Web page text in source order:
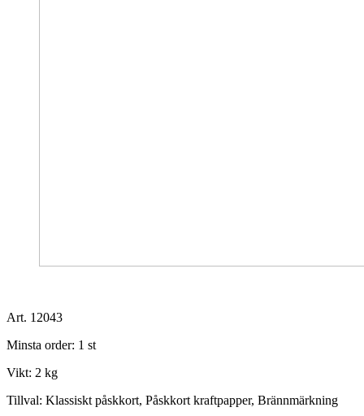
Art. 12043
Minsta order: 1 st
Vikt: 2 kg
Tillval: Klassiskt påskkort, Påskkort kraftpapper, Brännmärkning